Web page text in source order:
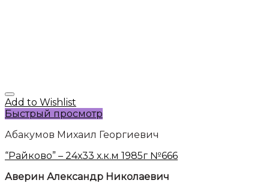
Add to Wishlist
Быстрый просмотр
Абакумов Михаил Георгиевич
“Райково” – 24х33 х.к.м 1985г №666
Аверин Александр Николаевич